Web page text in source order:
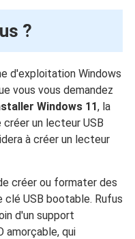
?
d'exploitation Windows
vous vous demandez
Windows 11, la
un lecteur USB
à créer un lecteur
créer ou formater des
USB bootable. Rufus
d'un support
amorçable, qui